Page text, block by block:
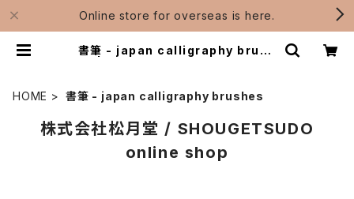
Online store for overseas is here.
書筆 - japan calligraphy brush
HOME 書筆 - japan calligraphy brushes
株式会社松月堂 / SHOUGETSUDO
online shop